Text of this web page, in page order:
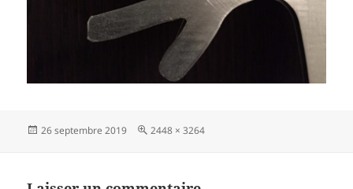
Publié
26 septembre 2019
Taille
2448 × 3264